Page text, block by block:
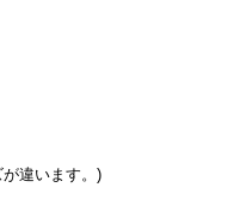
違います。)